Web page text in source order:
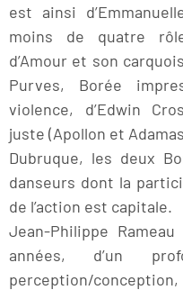
est ainsi
moins de quatre
d’Amour et son
Purves, Borée
violence, d’Edwin
juste (Apollon et
Dubruque, les deux
danseurs dont la
de l’action est capitale.
Jean-Philippe
années, d’un
perception/